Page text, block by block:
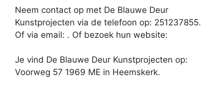
Neem contact op met De Blauwe Deur
Kunstprojecten via de telefoon op: 251237855.
Of via email: . Of bezoek hun website:
Je vind De Blauwe Deur Kunstprojecten op:
Voorweg 57 1969 ME in Heemskerk.